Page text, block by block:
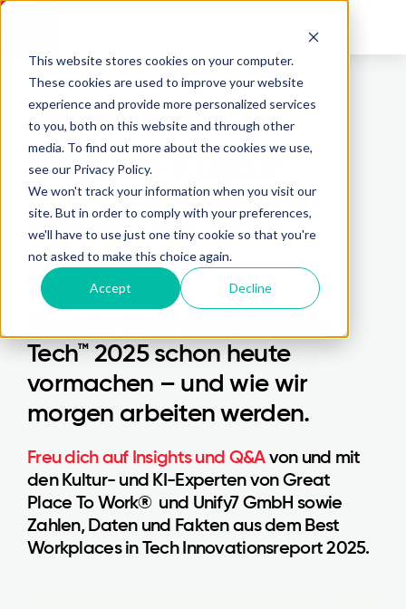
This website stores cookies on your computer.
These cookies are used to improve your website
experience and provide more personalized services
to you, both on this website and through other
media. To find out more about the cookies we use,
see our Privacy Policy.
We won't track your information when you visit our
site. But in order to comply with your preferences,
we'll have to use just one tiny cookie so that you're
not asked to make this choice again.
Accept Decline
KI Webinar
Ist eure Kultur
bereit für KI-
Agenten?
Tech™ 2025 schon heute
vormachen – und wie wir
morgen arbeiten werden.
Freu dich auf Insights und Q&Avon und mit
den Kultur- und KI-Experten von Great
Place To Work® und Unify7 GmbH sowie
Zahlen, Daten und Fakten aus dem Best
Workplaces in Tech Innovationsreport 2025.